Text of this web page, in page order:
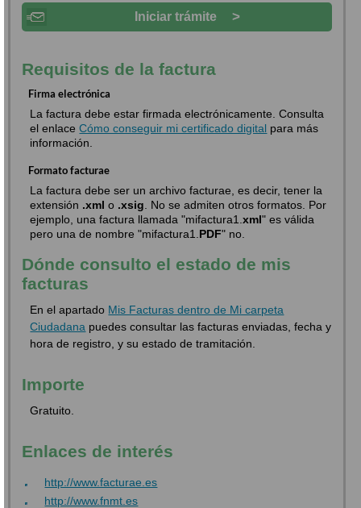
Iniciar trámite >
Requisitos de la factura
Firma electrónica
La factura debe estar firmada electrónicamente. Consulta
el enlaceCómo conseguir mi certificado digital para más
información.
Formato facturae
La factura debe ser un archivo facturae, es decir, tener la
extensión .xml o .xsig . No se admiten otros formatos. Por
ejemplo, una factura llamada "mifactura1.xml" es válida
pero una de nombre "mifactura1. PDF" no.
Dónde consulto el estado de mis
facturas
En el apartado Mis Facturas dentro de Mi carpeta
Ciudadana puedes consultar las facturas enviadas, fecha y
hora de registro, y su estado de tramitación.
Importe
Gratuito.
Enlaces de interés
http://www.facturae.es
http://www.fnmt.es